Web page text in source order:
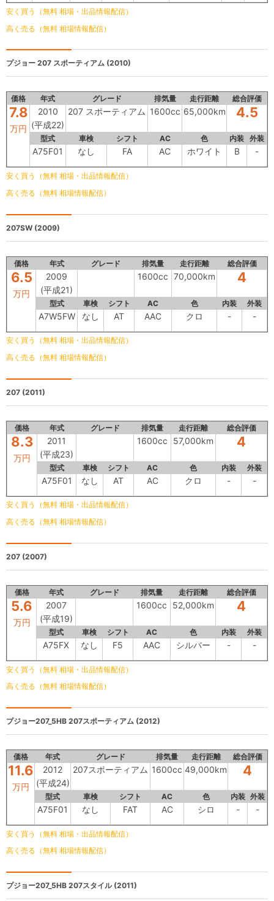
安く買う（無料 相場・出品情報配信）
高く売る（無料 相場情報配信）
プジョー 207 スポーティアム (2010)
価格 年式 グレード 排気量 走行距離 総合評価
7.8
万円
2010
(平成22)
207 スポーティアム 1600cc 65,000km 4.5
型式 車検 シフト AC 色 内装 外装
A75F01 なし FA AC ホワイト B -
安く買う（無料 相場・出品情報配信）
高く売る（無料 相場情報配信）
207SW (2009)
価格 年式 グレード 排気量 走行距離 総合評価
6.5
万円
2009
(平成21)
1600cc 70,000km 4
型式 車検 シフト AC 色 内装 外装
A7W5FW なし AT AAC クロ - -
安く買う（無料 相場・出品情報配信）
高く売る（無料 相場情報配信）
207 (2011)
価格 年式 グレード 排気量 走行距離 総合評価
8.3
万円
2011
(平成23)
1600cc 57,000km 4
型式 車検 シフト AC 色 内装 外装
A75F01 なし AT AC クロ - -
安く買う（無料 相場・出品情報配信）
高く売る（無料 相場情報配信）
207 (2007)
価格 年式 グレード 排気量 走行距離 総合評価
5.6
万円
2007
(平成19)
1600cc 52,000km 4
型式 車検 シフト AC 色 内装 外装
A75FX なし F5 AAC シルバー - -
安く買う（無料 相場・出品情報配信）
高く売る（無料 相場情報配信）
プジョー207_5HB 207スポーティアム (2012)
価格 年式 グレード 排気量 走行距離 総合評価
11.6
万円
2012
(平成24)
207スポーティアム 1600cc 49,000km 4
型式 車検 シフト AC 色 内装 外装
A75F01 なし FAT AC シロ - -
安く買う（無料 相場・出品情報配信）
高く売る（無料 相場情報配信）
プジョー207_5HB 207スタイル (2011)